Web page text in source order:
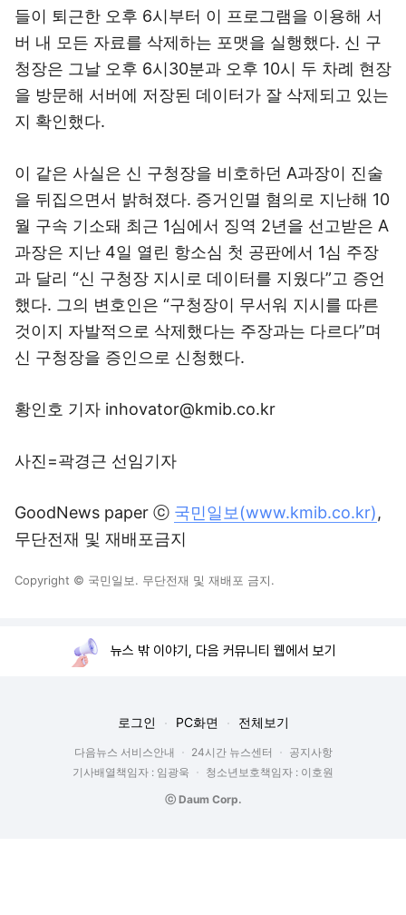
들이 퇴근한 오후 6시부터 이 프로그램을 이용해 서
버 내 모든 자료를 삭제하는 포맷을 실행했다. 신 구
청장은 그날 오후 6시30분과 오후 10시 두 차례 현장
을 방문해 서버에 저장된 데이터가 잘 삭제되고 있는
지 확인했다.
이 같은 사실은 신 구청장을 비호하던 A과장이 진술
을 뒤집으면서 밝혀졌다. 증거인멸 혐의로 지난해 10
월 구속 기소돼 최근 1심에서 징역 2년을 선고받은 A
과장은 지난 4일 열린 항소심 첫 공판에서 1심 주장
과 달리 “신 구청장 지시로 데이터를 지웠다”고 증언
했다. 그의 변호인은 “구청장이 무서워 지시를 따른
것이지 자발적으로 삭제했다는 주장과는 다르다”며
신 구청장을 증인으로 신청했다.
황인호 기자 inhovator@kmib.co.kr
사진=곽경근 선임기자
GoodNews paper ⓒ 국민일보(www.kmib.co.kr),
무단전재 및 재배포금지
Copyright © 국민일보. 무단전재 및 재배포 금지.
뉴스 밖 이야기, 다음 커뮤니티 웹에서 보기
로그인 PC화면 전체보기
다음뉴스 서비스안내 24시간 뉴스센터
공지사항
기사배열책임자 : 임광욱
청소년보호책임자 : 이호원
ⓒ Daum Corp.